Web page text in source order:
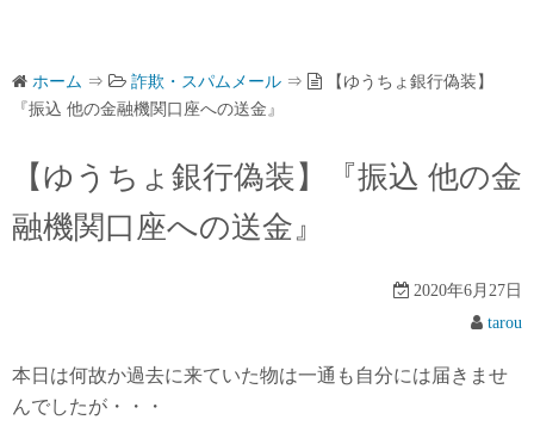
ホーム ⇒ 詐欺・スパムメール ⇒
【ゆうちょ銀行偽装】
『振込 他の金融機関口座への送金』
【ゆうちょ銀行偽装】『振込 他の金
融機関口座への送金』
2020年6月27日
tarou
本日は何故か過去に来ていた物は一通も自分には届きませ
んでしたが・・・